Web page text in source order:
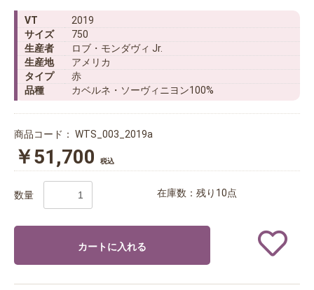
VT
2019
サイズ
750
生産者
ロブ・モンダヴィ Jr.
生産地
アメリカ
タイプ
赤
品種
カベルネ・ソーヴィニヨン100%
商品コード： WTS_003_2019a
￥51,700 税込
数量 在庫数：残り10点
カートに入れる